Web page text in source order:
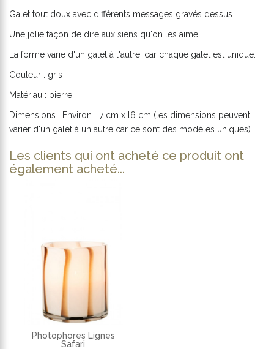
Galet tout doux avec différents messages gravés dessus.
Une jolie façon de dire aux siens qu'on les aime.
La forme varie d'un galet à l'autre, car chaque galet est unique.
Couleur : gris
Matériau : pierre
Dimensions : Environ L7 cm x l6 cm (les dimensions peuvent
varier d'un galet à un autre car ce sont des modèles uniques)
Les clients qui ont acheté ce produit ont
également acheté...
Photophores Lignes
Safari